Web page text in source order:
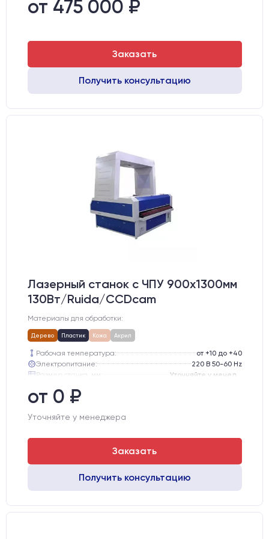
Направляющие оси Х:
от 475 000 ₽
Заказать
Получить консультацию
Лазерный станок c ЧПУ 900х1300мм
130Вт/Ruida/CCDcam
Материалы для обработки:
Дерево Пластик Кожа Акрил
Рабочая температура:
от +10 до +40
Электропитание:
220 В 50-60 Hz
Размер станка, мм:
Производитель лазерного излучателя:
от 0 ₽
Уточняйте у менеджера
Заказать
Получить консультацию